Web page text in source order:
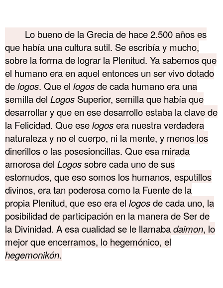
Lo bueno de la Grecia de hace 2.500 años es
que había una cultura sutil. Se escribía y mucho,
sobre la forma de lograr la Plenitud. Ya sabemos que
el humano era en aquel entonces un ser vivo dotado
delogos. Que el logosde cada humano era una
semilla del Logos Superior, semilla que había que
desarrollar y que en ese desarrollo estaba la clave de
la Felicidad. Que eselogosera nuestra verdadera
naturaleza y no el cuerpo, ni la mente, y menos los
dinerillos o las posesioncillas. Que esa mirada
amorosa del Logossobre cada uno de sus
estornudos, que eso somos los humanos, esputillos
divinos, era tan poderosa como la Fuente de la
propia Plenitud, que eso era el logosde cada uno, la
posibilidad de participación en la manera de Ser de
la Divinidad. A esa cualidad se le llamabadaimon, lo
mejor que encerramos, lo hegemónico, el
hegemonikón.